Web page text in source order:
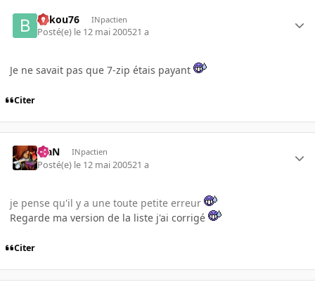
bakou76 INpactien
Posté(e) le 12 mai 200521 a
Je ne savait pas que 7-zip étais payant
Citer
KiaN INpactien
Posté(e) le 12 mai 200521 a
je pense qu'il y a une toute petite erreur
Regarde ma version de la liste j'ai corrigé
Citer